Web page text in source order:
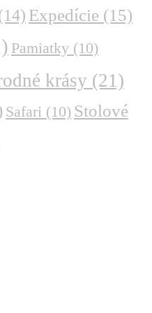
Expedície (15)
Pamiatky (10)
krásy (21)
Safari (10) Stolové